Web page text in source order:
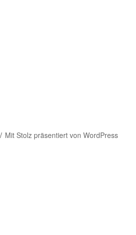
Mit Stolz präsentiert von WordPress